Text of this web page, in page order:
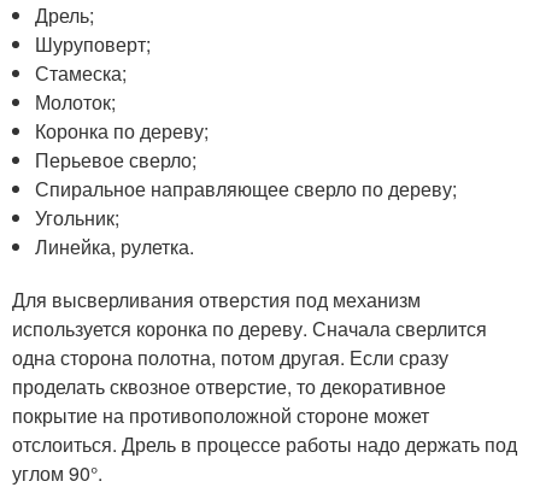
Дрель;
Шуруповерт;
Стамеска;
Молоток;
Коронка по дереву;
Перьевое сверло;
Спиральное направляющее сверло по дереву;
Угольник;
Линейка, рулетка.
Для высверливания отверстия под механизм
используется коронка по дереву. Сначала сверлится
одна сторона полотна, потом другая. Если сразу
проделать сквозное отверстие, то декоративное
покрытие на противоположной стороне может
отслоиться. Дрель в процессе работы надо держать под
углом 90°.